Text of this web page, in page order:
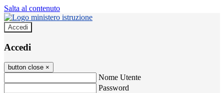
Salta al contenuto
Accedi
Accedi
button close ×
Nome Utente
Password